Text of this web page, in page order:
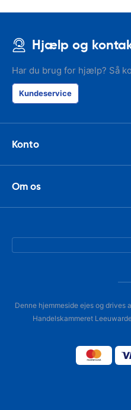
Hjælp og
Har du brug for hjælp? Så
Kundeservice
Konto
Om os
Denne hjemmeside ejes og drives
Handelskammeret